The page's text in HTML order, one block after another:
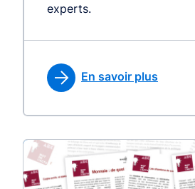
experts.
En savoir plus